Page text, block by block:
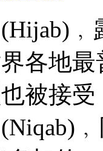
各地
被接